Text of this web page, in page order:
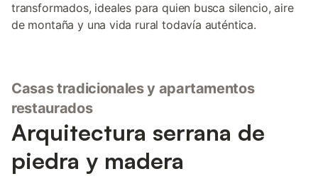
transformados, ideales para quien busca silencio, aire
de montaña y una vida rural todavía auténtica.
Casas tradicionales y apartamentos
restaurados
Arquitectura serrana de
piedra y madera